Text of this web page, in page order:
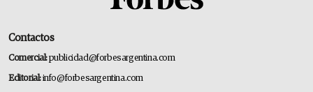
Contactos
Comercial:publicidad@forbesargentina.com
Editorial:info@forbesargentina.com